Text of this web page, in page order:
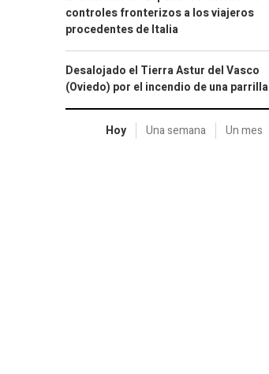
controles fronterizos a los viajeros
procedentes de Italia
Desalojado el Tierra Astur del Vasco
(Oviedo) por el incendio de una parrilla
Hoy Una semana Un mes